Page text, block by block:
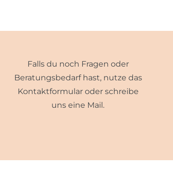
Falls du noch Fragen oder
Beratungsbedarf hast, nutze das
Kontaktformular oder schreibe
uns eine Mail.